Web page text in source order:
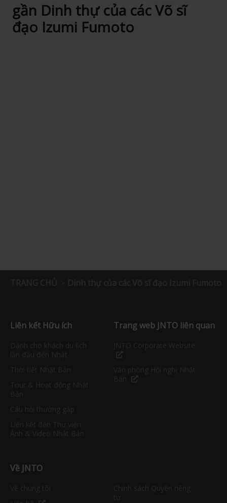
gần Dinh thự của các Võ sĩ
đạo Izumi Fumoto
Liên kết Hữu ích Trang web JNTO liên quan
Về JNTO